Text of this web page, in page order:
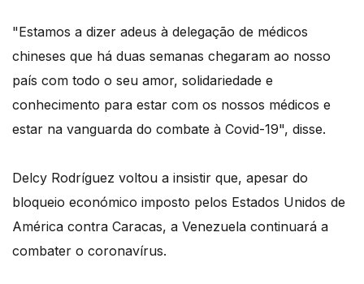
"Estamos a dizer adeus à delegação de médicos
chineses que há duas semanas chegaram ao nosso
país com todo o seu amor, solidariedade e
conhecimento para estar com os nossos médicos e
estar na vanguarda do combate à Covid-19", disse.
Delcy Rodríguez voltou a insistir que, apesar do
bloqueio económico imposto pelos Estados Unidos de
América contra Caracas, a Venezuela continuará a
combater o coronavírus.